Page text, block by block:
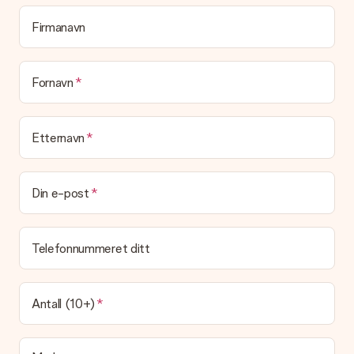
melding på kortet, som vi skriver ut og legger ved pakken. Slik
vet mottakeren nøyaktig hvem han eller hun har å takke for
den flotte overraskelsen.
Blir gaven min pakket inn?
(Foreløpig) tilbyr vi ikke denne tjenesten. Vi leverer våre gaver
Leveringstid, leveringsalternativer og frakt
Kan jeg velge en leveringsdato?
Det er ikke mulig å velge en bestemt leveringsdato.
Leveringstiden er indikert på produktsiden til gaven. Du kan
stole på at vår operatør leverer gaven din denne dagen.
Hvilke leveringsalternativer kan jeg velge mellom?
For tiden er det ikke mulig å velge et leveringsalternativ.
Gaven du bestiller sendes enten som en pakke eller som
postbokslevering. Vil du vite hvilket alternativ bestillingen din
faller inn under? Ta kontakt med vår kundeservice.
Firmanavn
Fornavn
Etternavn
Din e-post
Telefonnummeret ditt
Antall (10+)